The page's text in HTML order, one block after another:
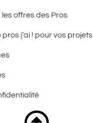
les offres des Pros
j’ai ! pour vos projets